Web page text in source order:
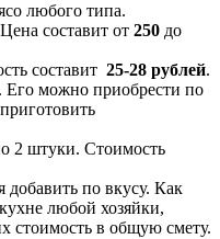
любого типа.
составит от 250 до
составит 25-28 рублей.
Его можно приобрести по
2 штуки. Стоимость
добавить по вкусу. Как
любой хозяйки,
стоимость в общую смету.